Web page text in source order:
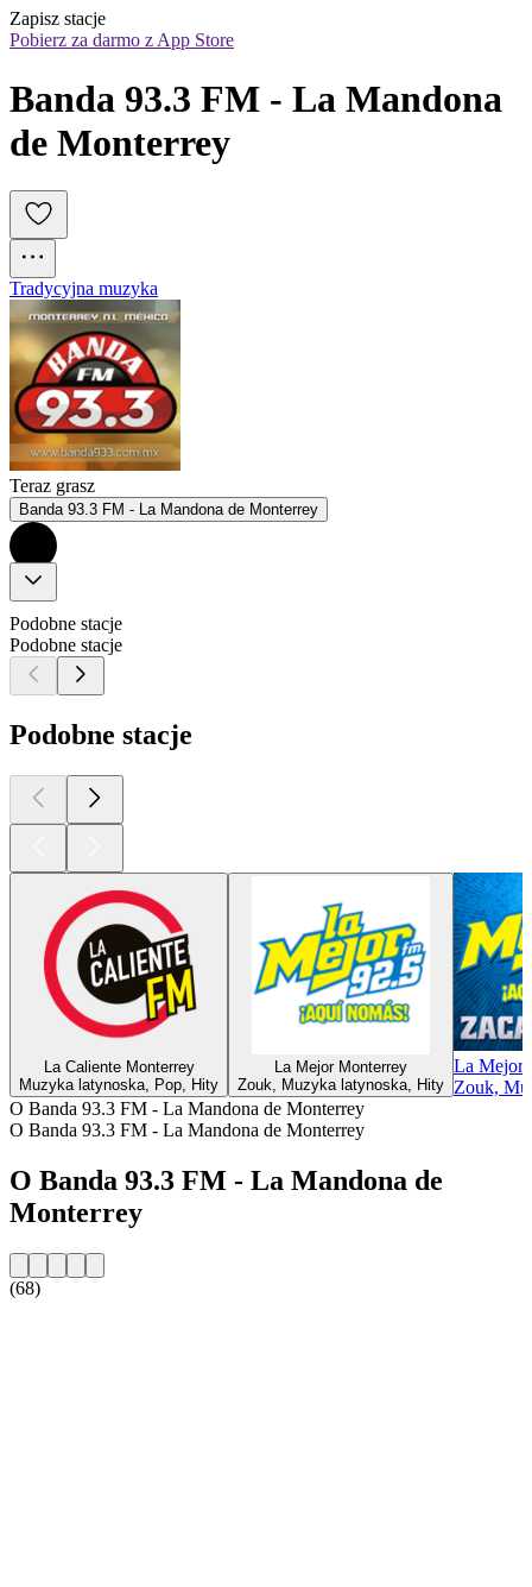
Zapisz stacje
Pobierz za darmo z App Store
Banda 93.3 FM - La Mandona
de Monterrey
Tradycyjna muzyka
Teraz grasz
Banda 93.3 FM - La Mandona de Monterrey
Podobne stacje
Podobne stacje
Podobne stacje
La Caliente Monterrey
Muzyka latynoska, Pop, Hity
La Mejor Monterrey
Zouk, Muzyka latynoska, Hity
La Mejor
Zouk,
O Banda 93.3 FM - La Mandona de Monterrey
O Banda 93.3 FM - La Mandona de Monterrey
O Banda 93.3 FM - La Mandona de
Monterrey
(68)